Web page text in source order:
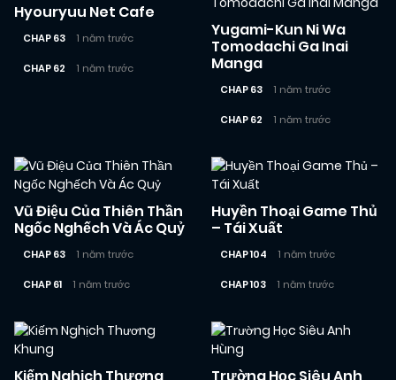
Hyouryuu Net Cafe
CHAP 63 1 năm trước
CHAP 62 1 năm trước
Yugami-Kun Ni Wa
Tomodachi Ga Inai
Manga
CHAP 63 1 năm trước
CHAP 62 1 năm trước
Vũ Điệu Của Thiên Thần
Ngốc Nghếch Và Ác Quỷ
CHAP 63 1 năm trước
CHAP 61 1 năm trước
Huyền Thoại Game Thủ
– Tái Xuất
CHAP 104 1 năm trước
CHAP 103 1 năm trước